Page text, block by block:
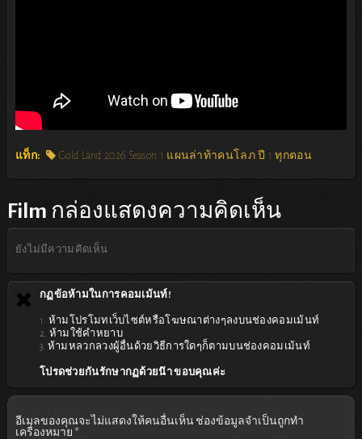
แท็ก: Gold Land 2026 Season 1 แผนล่าท้าคนโลภ ปี 1 ทุกตอน
Film กล่องแสดงความคิดเห็น
ยังไม่มีความคิดเห็น
กฏข้อห้ามในการคอมเม้นท์!
1. ห้ามโปรโมทเว็บไซต์หรือโฆษณาต่างๆลงบนช่องคอมเม้นท์
2. ห้ามใช้คำหยาบ
3. ห้ามหลวกลวงผู้อื่นด้วยวิธีการใดๆก็ตามบนช่องคอมเม้นท์
โปรดช่วยกันรักษากฏด้วยน๊า ขอบคุณค่ะ
อีเมลของคุณจะไม่แสดงให้คนอื่นเห็น ช่องข้อมูลจำเป็นถูกทำ
เครื่องหมาย *